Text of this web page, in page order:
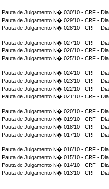
Pauta de Julgamento N� 030/10 - CRF - Dia
Pauta de Julgamento N� 029/10 - CRF -
Pauta de Julgamento N� 028/10 - CRF -
Pauta de Julgamento N� 027/10 - CRF -
Pauta de Julgamento N� 026/10 - CRF -
Pauta de Julgamento N� 025/10 - CRF -
Pauta de Julgamento N� 024/10 - CRF -
Pauta de Julgamento N� 023/10 - CRF -
Pauta de Julgamento N� 022/10 - CRF -
Pauta de Julgamento N� 021/10 - CRF -
Pauta de Julgamento N� 020/10 - CRF - Dia
Pauta de Julgamento N� 019/10 - CRF -
Pauta de Julgamento N� 018/10 - CRF -
Pauta de Julgamento N� 017/10 - CRF -
Pauta de Julgamento N� 016/10 - CRF -
Pauta de Julgamento N� 015/10 - CRF -
Pauta de Julgamento N� 014/10 - CRF -
Pauta de Julgamento N� 013/10 - CRF -